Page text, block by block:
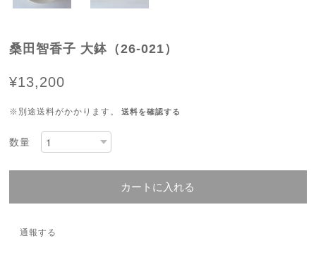
桑田智香子 大鉢（26-021）
¥13,200
※別途送料がかかります。 送料を確認する
数量
カートに入れる
通報する